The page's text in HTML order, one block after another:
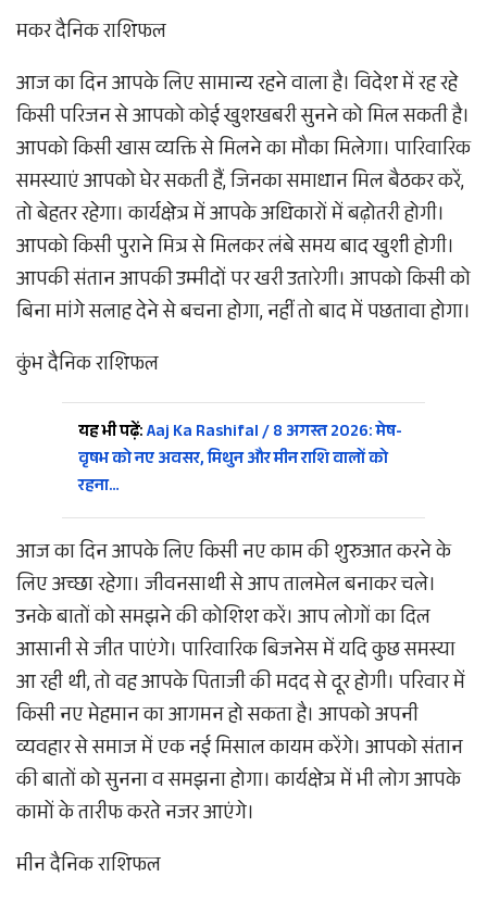
मकर दैनिक राशिफल
आज का दिन आपके लिए सामान्य रहने वाला है। विदेश में रह रहे
किसी परिजन से आपको कोई खुशखबरी सुनने को मिल सकती है।
आपको किसी खास व्यक्ति से मिलने का मौका मिलेगा। पारिवारिक
समस्याएं आपको घेर सकती हैं, जिनका समाधान मिल बैठकर करें,
तो बेहतर रहेगा। कार्यक्षेत्र में आपके अधिकारों में बढ़ोतरी होगी।
आपको किसी पुराने मित्र से मिलकर लंबे समय बाद खुशी होगी।
आपकी संतान आपकी उम्मीदों पर खरी उतारेगी। आपको किसी को
बिना मांगे सलाह देने से बचना होगा, नहीं तो बाद में पछतावा होगा।
कुंभ दैनिक राशिफल
यह भी पढ़ें:Aaj Ka Rashifal / 8 अगस्त 2026: मेष-
वृषभ को नए अवसर, मिथुन और मीन राशि वालों को
रहना…
आज का दिन आपके लिए किसी नए काम की शुरुआत करने के
लिए अच्छा रहेगा। जीवनसाथी से आप तालमेल बनाकर चले।
उनके बातों को समझने की कोशिश करें। आप लोगों का दिल
आसानी से जीत पाएंगे। पारिवारिक बिजनेस में यदि कुछ समस्या
आ रही थी, तो वह आपके पिताजी की मदद से दूर होगी। परिवार में
किसी नए मेहमान का आगमन हो सकता है। आपको अपनी
व्यवहार से समाज में एक नई मिसाल कायम करेंगे। आपको संतान
की बातों को सुनना व समझना होगा। कार्यक्षेत्र में भी लोग आपके
कामों के तारीफ करते नजर आएंगे।
मीन दैनिक राशिफल